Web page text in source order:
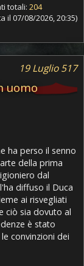
totali: 204
il 07/08/2026, 20:35)
19 Luglio 517
uomo
ha perso il senno
della prima
dal
diffuso il Duca
ai risvegliati
ciò sia dovuto al
è stato
convinzioni dei